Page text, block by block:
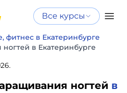
Все курсы
фитнес в Екатеринбурге
в Екатеринбурге
ногтей в
и ИИ